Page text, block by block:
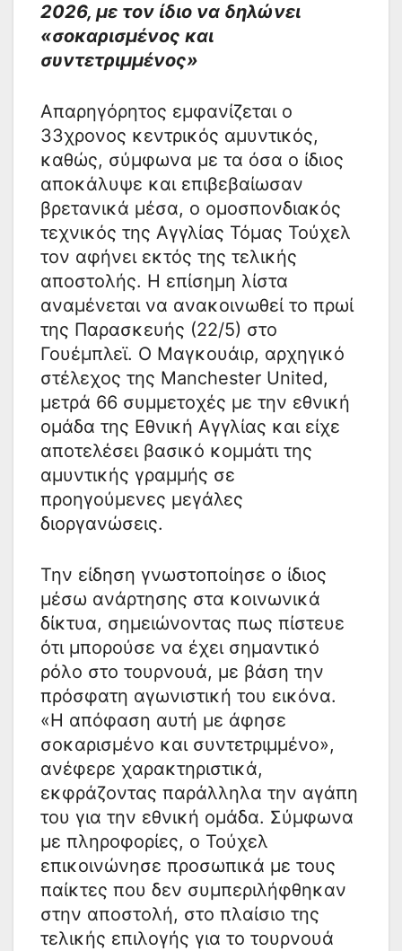
2026, με τον ίδιο να δηλώνει
«σοκαρισμένος και
συντετριμμένος»
Απαρηγόρητος εμφανίζεται ο
33χρονος κεντρικός αμυντικός,
καθώς, σύμφωνα με τα όσα ο ίδιος
αποκάλυψε και επιβεβαίωσαν
βρετανικά μέσα, ο ομοσπονδιακός
τεχνικός της Αγγλίας Τόμας Τούχελ
τον αφήνει εκτός της τελικής
αποστολής. Η επίσημη λίστα
αναμένεται να ανακοινωθεί το πρωί
της Παρασκευής (22/5) στο
Γουέμπλεϊ. Ο Μαγκουάιρ, αρχηγικό
στέλεχος της Manchester United,
μετρά 66 συμμετοχές με την εθνική
ομάδα της Εθνική Αγγλίας και είχε
αποτελέσει βασικό κομμάτι της
αμυντικής γραμμής σε
προηγούμενες μεγάλες
διοργανώσεις.
Την είδηση γνωστοποίησε ο ίδιος
μέσω ανάρτησης στα κοινωνικά
δίκτυα, σημειώνοντας πως πίστευε
ότι μπορούσε να έχει σημαντικό
ρόλο στο τουρνουά, με βάση την
πρόσφατη αγωνιστική του εικόνα.
«Η απόφαση αυτή με άφησε
σοκαρισμένο και συντετριμμένο»,
ανέφερε χαρακτηριστικά,
εκφράζοντας παράλληλα την αγάπη
του για την εθνική ομάδα. Σύμφωνα
με πληροφορίες, ο Τούχελ
επικοινώνησε προσωπικά με τους
παίκτες που δεν συμπεριλήφθηκαν
στην αποστολή, στο πλαίσιο της
τελικής επιλογής για το τουρνουά